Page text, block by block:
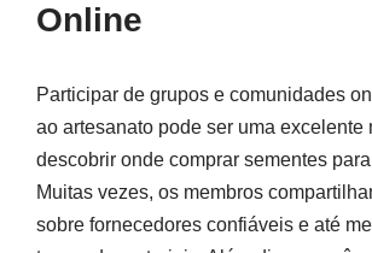
Online
Participar de grupos e comunidades
ao artesanato pode ser uma excelente
descobrir onde comprar sementes
Muitas vezes, os membros
sobre fornecedores confiáveis e até